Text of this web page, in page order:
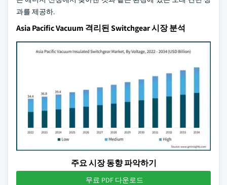
과를 제공하.
Asia Pacific Vacuum 격리된 Switchgear 시장 분석
주요 시장 동향 파악하기
무료 PDF 다운로드